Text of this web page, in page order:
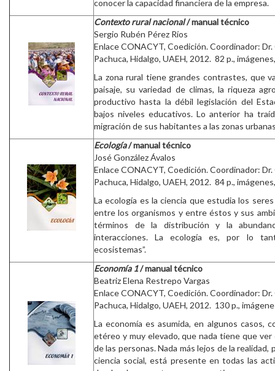
conocer la capacidad financiera de la empresa.
Contexto rural nacional/ manual técnico
Sergio Rubén Pérez Ríos
Enlace CONACYT, Coedición. Coordinador:
Pachuca, Hidalgo, UAEH, 2012. 82 p.,
La zona rural tiene grandes contrastes, que
paisaje, su variedad de climas, la riqueza
productivo hasta la débil legislación del
bajos niveles educativos. Lo anterior ha
migración de sus habitantes a las zonas
Ecología/ manual técnico
José González Ávalos
Enlace CONACYT, Coedición. Coordinador:
Pachuca, Hidalgo, UAEH, 2012. 84 p.,
La ecología es la ciencia que estudia los
entre los organismos y entre éstos y sus
términos de la distribución y la
interacciones. La ecología es, por lo
ecosistemas”.
Economía 1/ manual técnico
Beatriz Elena Restrepo Vargas
Enlace CONACYT, Coedición. Coordinador:
Pachuca, Hidalgo, UAEH, 2012. 130 p.,
La economía es asumida, en algunos casos,
etéreo y muy elevado, que nada tiene que
de las personas. Nada más lejos de la realidad,
ciencia social, está presente en todas las